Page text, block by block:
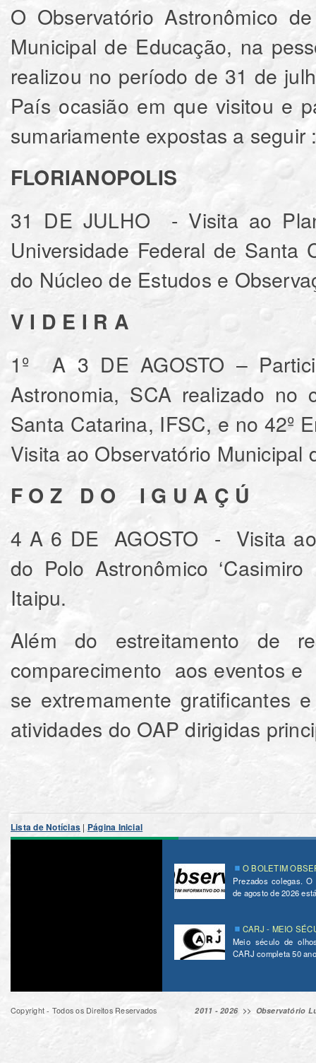
O Observatório Astronômico
Municipal de Educação, na
realizou no período de 31 de
País ocasião em que visitou e
sumariamente expostas a seguir
FLORIANOPOLIS
31 DE JULHO - Visita ao
Universidade Federal de Santa
do Núcleo de Estudos e
V I D E I R A
1º A 3 DE AGOSTO –
Astronomia, SCA realizado no
Santa Catarina, IFSC, e no 42º
Visita ao Observatório Municipal
F O Z D O I G U A Ç Ú
4 A 6 DE AGOSTO - Visita ao
do Polo Astronômico ‘Casimiro
Itaipu.
Além do estreitamento de
comparecimento aos eventos e
se extremamente gratificantes
atividades do OAP dirigidas
Lista de Notícias | Página Inicial
O BOLETIM
Prezados colegas.
de agosto de 2026
CARJ - MEIO
Meio século de
CARJ completa 50
Copyright - Todos os Direitos Reservados 2011 - 2026 >> Observatório